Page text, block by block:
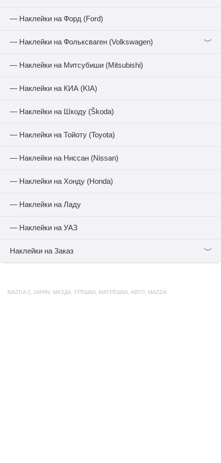
— Наклейки на Форд (Ford)
— Наклейки на Фольксваген (Volkswagen) ﹀
— Наклейки на Митсубиши (Mitsubishi)
— Наклейки на КИА (KIA)
— Наклейки на Шкоду (Škoda)
— Наклейки на Тойоту (Toyota)
— Наклейки на Ниссан (Nissan)
— Наклейки на Хонду (Honda)
— Наклейки на Ладу
— Наклейки на УАЗ
Наклейки на Заказ ﹀
MAZDA 3 JAPAN МАЗДА ТРЁШКА МАТРЁШКА АВТО MAZDA